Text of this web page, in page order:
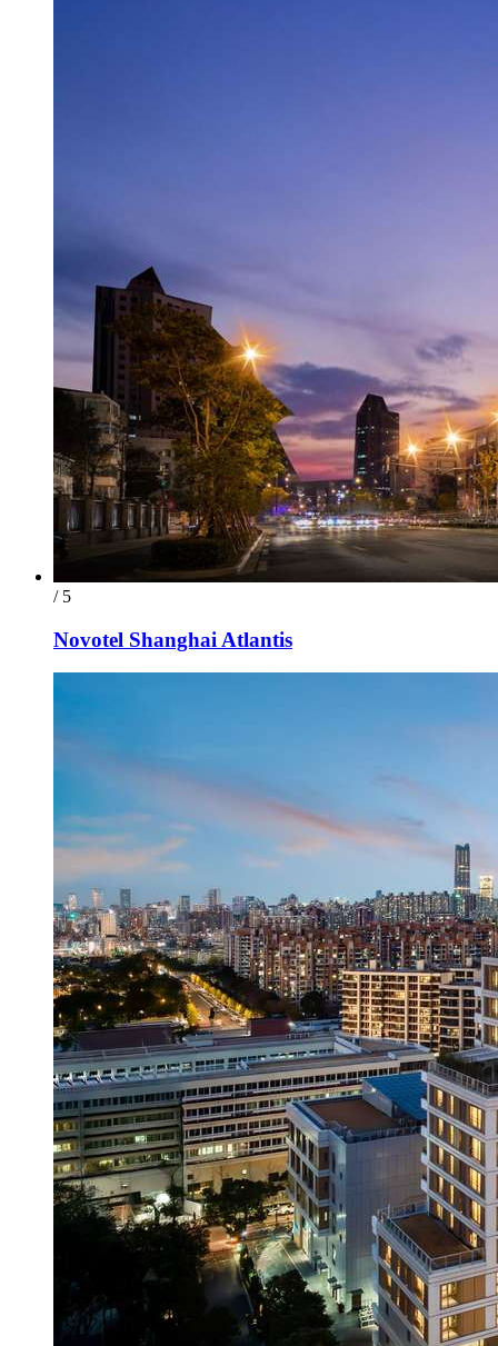
/ 5
Novotel Shanghai Atlantis